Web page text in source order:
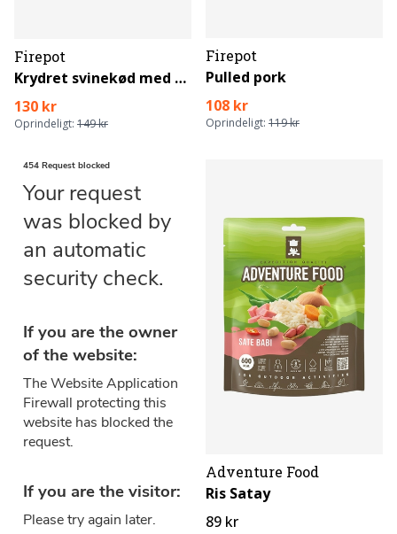
Firepot
Krydret svinekød med nudler - XL
130 kr
Oprindeligt: 149 kr
Firepot
Pulled pork
108 kr
Oprindeligt: 119 kr
Adventure Food
Ris Satay
89 kr